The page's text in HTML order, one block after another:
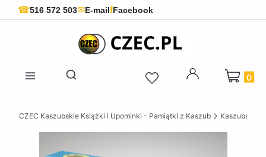
☎516 572 503✉E-mailfFacebook
Otwórz wyszukiwarkę
Produkty
CZEC Kaszubskie Książki i Upominki - Pamiątki z Kaszub Kaszubskie